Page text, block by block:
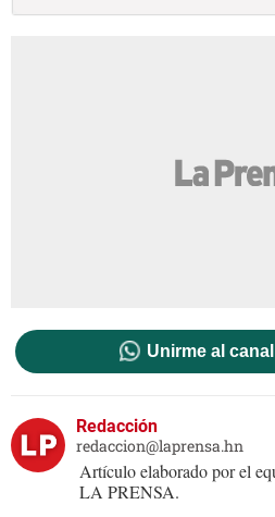
Unirme al
Redacción
redaccion@laprensa.hn
Artículo elaborado por el
LA PRENSA.